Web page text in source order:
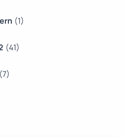
(1)
(41)
(7)